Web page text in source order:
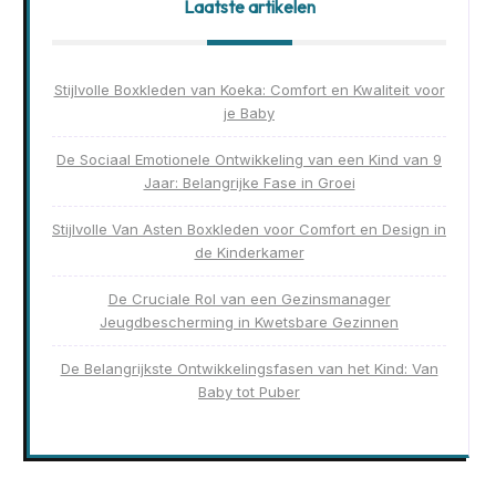
Laatste artikelen
Stijlvolle Boxkleden van Koeka: Comfort en Kwaliteit voor
je Baby
De Sociaal Emotionele Ontwikkeling van een Kind van 9
Jaar: Belangrijke Fase in Groei
Stijlvolle Van Asten Boxkleden voor Comfort en Design in
de Kinderkamer
De Cruciale Rol van een Gezinsmanager
Jeugdbescherming in Kwetsbare Gezinnen
De Belangrijkste Ontwikkelingsfasen van het Kind: Van
Baby tot Puber